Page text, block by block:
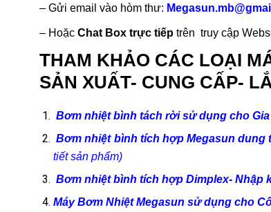
– Gửi email vào hòm thư:
– Hoặc Chat Box trực tiếp trên truy cập
THAM KHẢO CÁC LOẠI
SẢN XUẤT- CUNG CẤP-
Bơm nhiệt bình tách rời sử dụng cho
Bơm nhiệt bình tích hợp Megasun dung
tiết sản phẩm)
Bơm nhiệt bình tích hợp Dimplex- Nhập
Máy Bơm Nhiệt Megasun sử dụng cho